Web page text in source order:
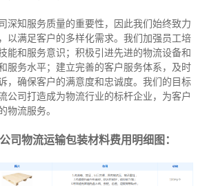
深知服务质量的重要性，因此我们始终致力
以满足客户的多样化需求。我们加强员工培
能和服务意识；积极引进先进的物流设备和
服务水平；建立完善的客户服务体系，及时
，确保客户的满意度和忠诚度。我们的目标
公司打造成为物流行业的标杆企业，为客户
物流服务。
司物流运输包装材料费用明细图：